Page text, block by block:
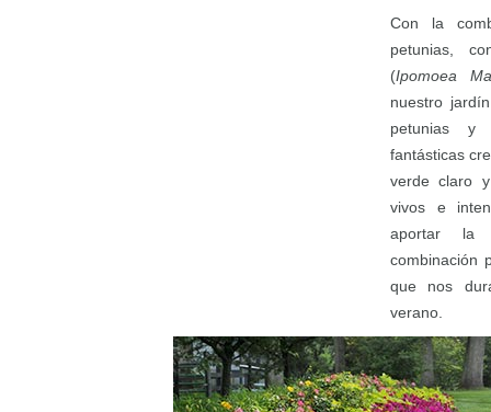
Con la
petunias,
(Ipomoea
nuestro
petunias y
fantásticas
verde claro
vivos e
aportar la
combinación
que nos
verano.